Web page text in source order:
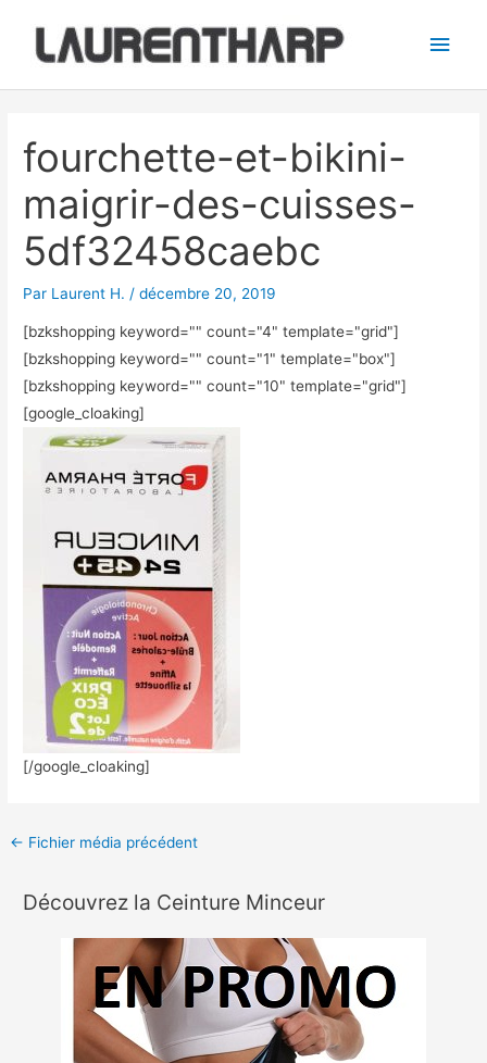
contenu
fourchette-et-bikini-
maigrir-des-cuisses-
5df32458caebc
Par Laurent H. /décembre 20, 2019
[bzkshopping keyword="" count="4" template="grid"]
[bzkshopping keyword="" count="1" template="box"]
[bzkshopping keyword="" count="10" template="grid"]
[google_cloaking]
[/google_cloaking]
articles
← Fichier média précédent
Découvrez la Ceinture Minceur